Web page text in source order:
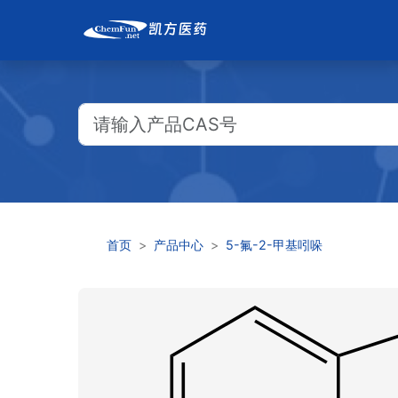
首页 产品中心 5-氟-2-甲基吲哚